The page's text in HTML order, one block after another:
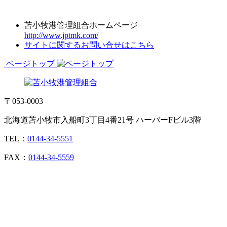
苫小牧港管理組合ホームページ
http://www.jptmk.com/
サイトに関するお問い合せはこちら
ページトップ
〒053-0003
北海道苫小牧市入船町3丁目4番21号 ハーバーFビル3階
TEL： 0144-34-5551
FAX： 0144-34-5559